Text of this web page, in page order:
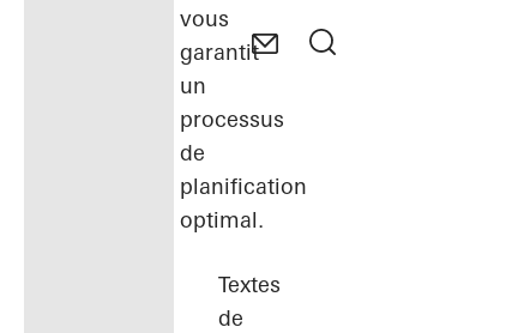
vous
garantit
un
processus
de
planification
optimal.
Textes
de